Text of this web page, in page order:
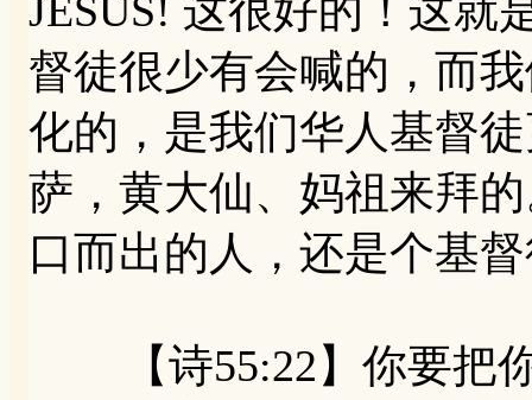
JESUS! 这很好的！这就
督徒很少有会喊的，而
化的，是我们华人基督
萨，黄大仙、妈祖来拜
口而出的人，还是个基
【诗55:22】你要把你